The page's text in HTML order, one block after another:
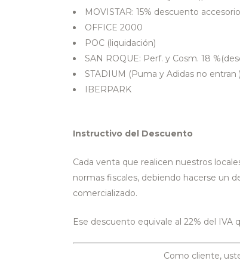
MOVISTAR: 15% descuento
OFFICE 2000
POC (liquidación)
SAN ROQUE: Perf. y Cosm. 18
STADIUM (Puma y Adidas no entran )
IBERPARK
Instructivo del Descuento
Cada venta que realicen nuestros
normas fiscales, debiendo hacerse un
comercializado.
Ese descuento equivale al 22% del
Como cliente,